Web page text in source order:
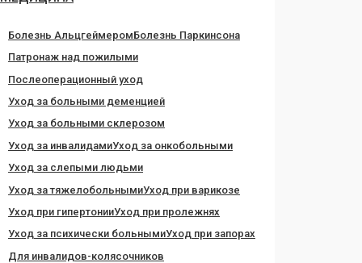
Болезнь АльцгеймеромБолезнь Паркинсона
Патронаж над пожилыми
Послеоперационный уход
Уход за больными деменцией
Уход за больными склерозом
Уход за инвалидамиУход за онкобольными
Уход за слепыми людьми
Уход за тяжелобольнымиУход при варикозе
Уход при гипертонииУход при пролежнях
Уход за психически больнымиУход при запорах
Для инвалидов-колясочников